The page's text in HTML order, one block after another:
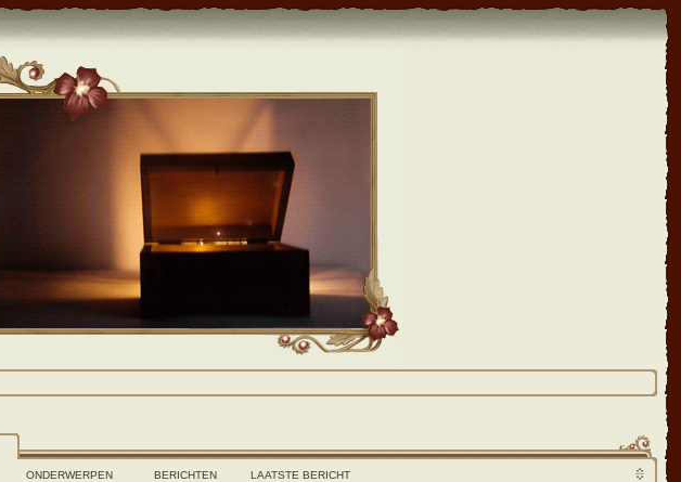
ONDERWERPEN BERICHTEN LAATSTE BERICHT